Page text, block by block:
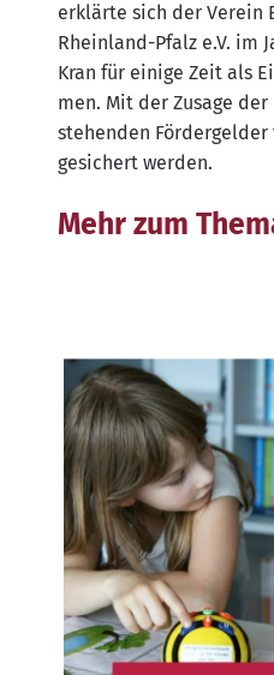
erklär­te sich der Ver­ein
Rhein­land-Pfalz e.V. im
Kran für eini­ge Zeit als
men. Mit der Zusa­ge
ste­hen­den
gesi­chert werden.
Mehr zum